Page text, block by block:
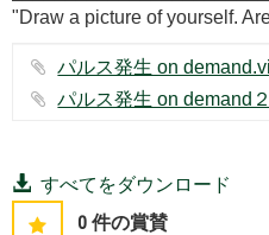
"Draw a picture of yourself.
すべてをダウンロード
0件の賞賛